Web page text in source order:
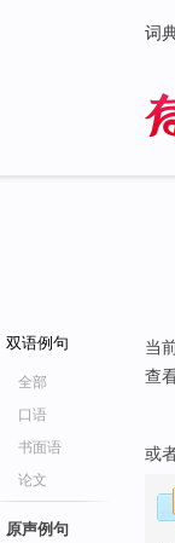
词
双语例句
全部
口语
书面语
论文
原声例句
当
查
或